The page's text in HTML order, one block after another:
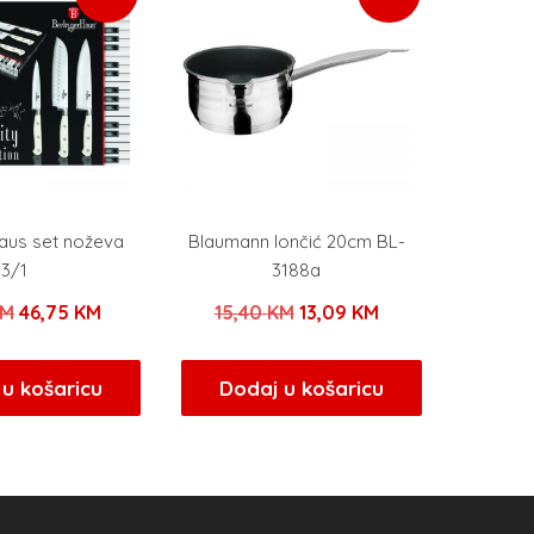
set noževa
3/1
Izvorna
bila
je:
46,75 KM
je:
46,75 KM.
košaricu
Blaumann lončić 20cm BL-
3188a
15,40KM Izvorna
bila
je:
13,09 KMTrenutna
je:
13,09 KM.
Dodaj u košaricu